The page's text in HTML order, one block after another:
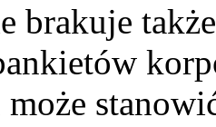
brakuje
może